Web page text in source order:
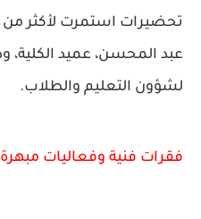
عبد المحسن، عميد الكلية،
لشؤون التعليم والطلاب.
فقرات فنية وفعاليات مبهرة